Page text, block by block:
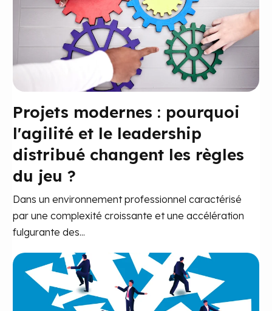
Projets modernes : pourquoi
l'agilité et le leadership
distribué changent les règles
du jeu ?
Dans un environnement professionnel caractérisé
par une complexité croissante et une accélération
fulgurante des...